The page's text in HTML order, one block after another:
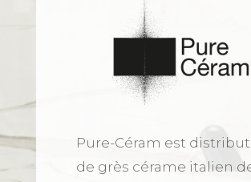
Pure-Céram est
de grès cérame italien